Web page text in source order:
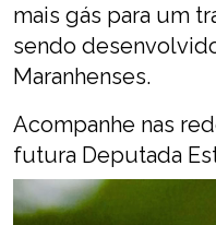
mais gás para um
sendo
Maranhenses.
Acompanhe nas
futura Deputada